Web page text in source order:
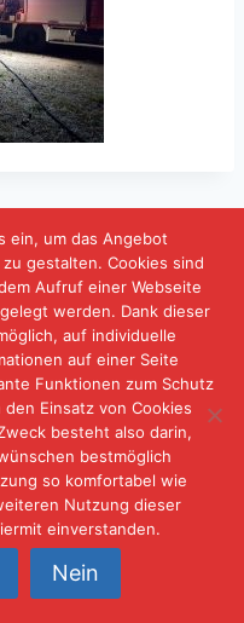
Neuschwambach
ein, um das Angebot
gestalten. Cookies sind
Aufruf einer Webseite
werden. Dank dieser
auf individuelle
auf einer Seite
Funktionen zum Schutz
Einsatz von Cookies
besteht also darin,
bestmöglich
so komfortabel wie
Nutzung dieser
einverstanden.
Nein